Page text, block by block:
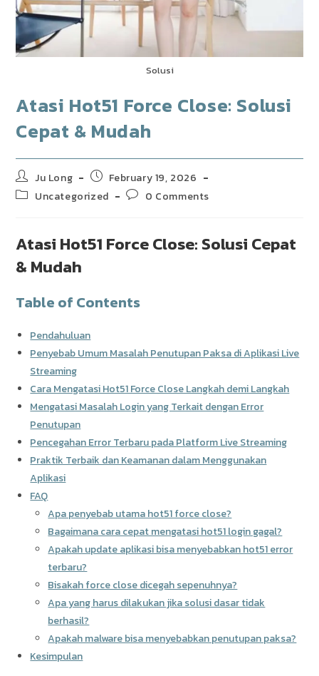
Solusi
Atasi Hot51 Force Close: Solusi
Cepat & Mudah
Post
author:
Ju Long
Post
published:
February 19, 2026
PostUncategorized
Post0 Comments
Atasi Hot51 Force Close: Solusi Cepat
& Mudah
Table of Contents
Pendahuluan
Penyebab Umum Masalah Penutupan Paksa di Aplikasi Live
Streaming
Cara Mengatasi Hot51 Force Close Langkah demi Langkah
Mengatasi Masalah Login yang Terkait dengan Error
Penutupan
Pencegahan Error Terbaru pada Platform Live Streaming
Praktik Terbaik dan Keamanan dalam Menggunakan
Aplikasi
FAQ
Apa penyebab utama hot51 force close?
Bagaimana cara cepat mengatasi hot51 login gagal?
Apakah update aplikasi bisa menyebabkan hot51 error
terbaru?
Bisakah force close dicegah sepenuhnya?
Apa yang harus dilakukan jika solusi dasar tidak
berhasil?
Apakah malware bisa menyebabkan penutupan paksa?
Kesimpulan